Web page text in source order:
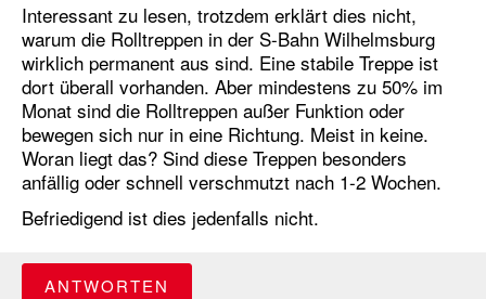
Interessant zu lesen, trotzdem erklärt dies nicht,
warum die Rolltreppen in der S-Bahn Wilhelmsburg
wirklich permanent aus sind. Eine stabile Treppe ist
dort überall vorhanden. Aber mindestens zu 50% im
Monat sind die Rolltreppen außer Funktion oder
bewegen sich nur in eine Richtung. Meist in keine.
Woran liegt das? Sind diese Treppen besonders
anfällig oder schnell verschmutzt nach 1-2 Wochen.
Befriedigend ist dies jedenfalls nicht.
ANTWORTEN